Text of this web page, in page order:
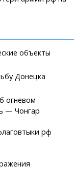
объекты
Донецка
огневом
— Чонгар
рф